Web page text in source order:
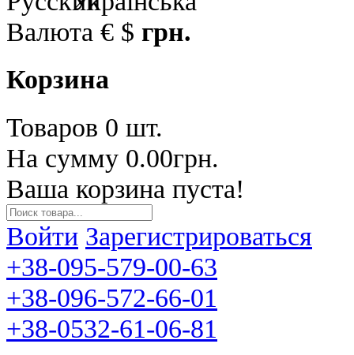
Валюта € $ грн.
Корзина
Товаров 0 шт.
На сумму 0.00грн.
Ваша корзина пуста!
Войти Зарегистрироваться
+38-095-579-00-63
+38-096-572-66-01
+38-0532-61-06-81